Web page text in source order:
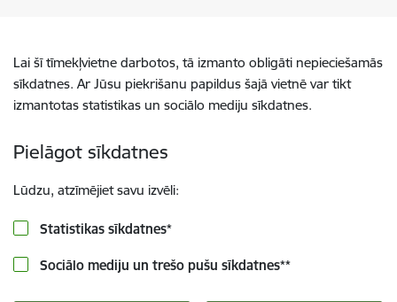
Lai šī tīmekļvietne darbotos, tā izmanto obligāti nepieciešamās
sīkdatnes. Ar Jūsu piekrišanu papildus šajā vietnē var tikt
izmantotas statistikas un sociālo mediju sīkdatnes.
Pielāgot sīkdatnes
Lūdzu, atzīmējiet savu izvēli:
Statistikas sīkdatnes*
Sociālo mediju un trešo pušu sīkdatnes**